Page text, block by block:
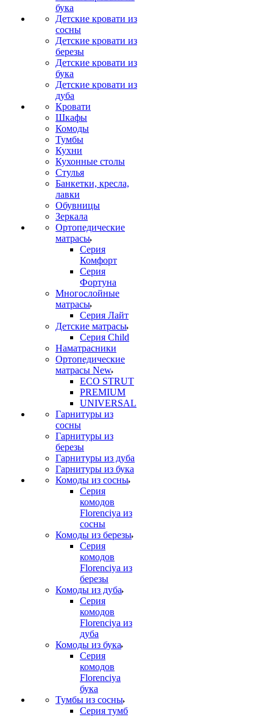
бука
Детские кровати из
сосны
Детские кровати из
березы
Детские кровати из
бука
Детские кровати из
дуба
Кровати
Шкафы
Комоды
Тумбы
Кухни
Кухонные столы
Стулья
Банкетки, кресла,
лавки
Обувницы
Зеркала
Ортопедические
матрасы
Серия
Комфорт
Серия
Фортуна
Многослойные
матрасы
Серия Лайт
Детские матрасы
Серия Child
Наматрасники
Ортопедические
матрасы New
ECO STRUT
PREMIUM
UNIVERSAL
Гарнитуры из
сосны
Гарнитуры из
березы
Гарнитуры из дуба
Гарнитуры из бука
Комоды из сосны
Серия
комодов
Florenciya из
сосны
Комоды из березы
Серия
комодов
Florenciya из
березы
Комоды из дуба
Серия
комодов
Florenciya из
дуба
Комоды из бука
Серия
комодов
Florenciya
бука
Тумбы из сосны
Серия тумб